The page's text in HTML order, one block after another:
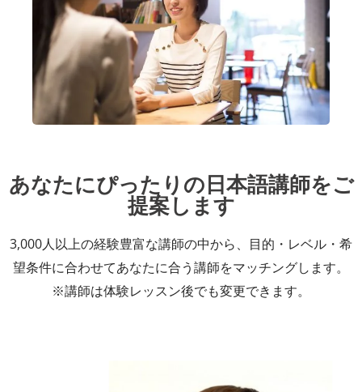
あなたにぴったりの日本語講師をご
提案します
3,000人以上の経験豊富な講師の中から、目的・レベル・希
望条件に合わせてあなたに合う講師をマッチングします。
※講師は体験レッスン後でも変更できます。